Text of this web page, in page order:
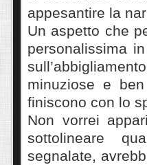
appesantire la
Un aspetto che
personalissima
minuziose e
finiscono con lo
Non vorrei
sottolineare
segnalate,